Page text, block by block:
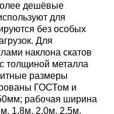
дешёвые
для
без особых
Для
наклона скатов
толщиной металла
размеры
ГОСТом и
рабочая ширина
1.8м, 2.0м, 2.5м,